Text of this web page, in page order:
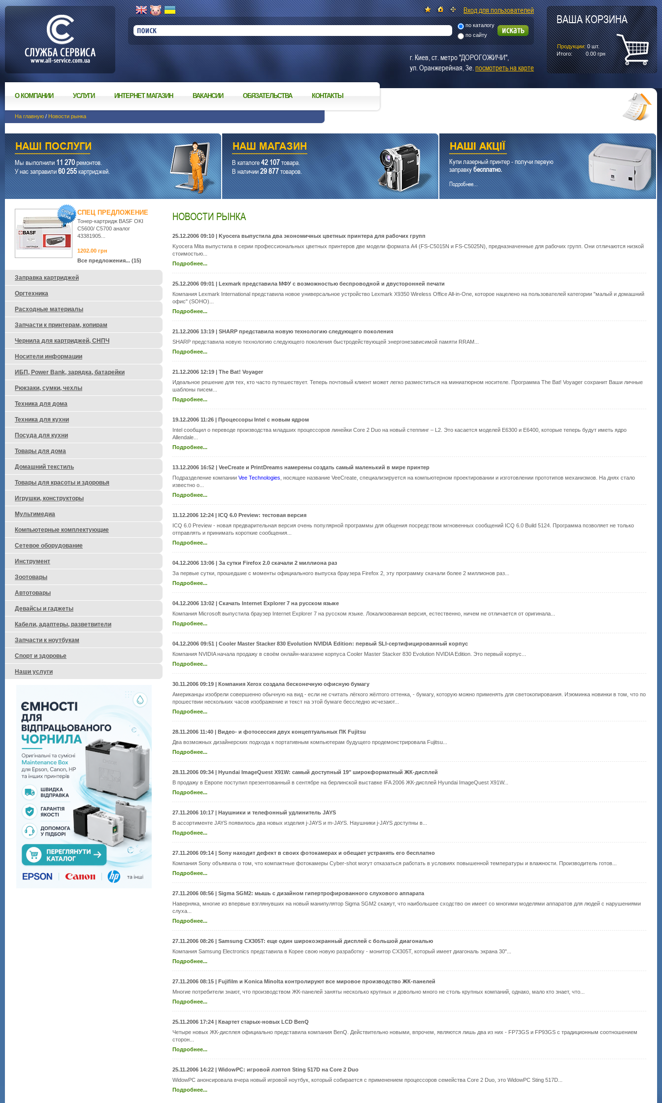
О КОМПАНИИ УСЛУГИ ИНТЕРНЕТ МАГАЗИН ВАКАНСИИ ОБЯЗАТЕЛЬСТВА КОНТАКТЫ
На главную / Новости рынка
Мы выполнили11 270ремонтов.
У нас заправили60 255картриджей.
В каталоге42 107товара.
В наличии29 877товаров.
Купи лазерный принтер - получи первую
заправкубесплатно.
Подробнее...
НОВОСТИ РЫНКА
25.12.2006 09:10
Kyocera выпустила два экономичных цветных принтера для рабочих групп
Kyocera Mita выпустила в серии профессиональных цветных принтеров две модели формата A4 (FS-C5015N и FS-C5025N), предназначенные для рабочих групп. Они отличаются низкой
стоимостью...
Подробнее...
25.12.2006 09:01
Lexmark представила МФУ с возможностью беспроводной и двусторонней печати
Компания Lexmark International представила новое универсальное устройство Lexmark X9350 Wireless Office All-in-One, которое нацелено на пользователей категории "малый и домашний
офис" (SOHO)...
Подробнее...
21.12.2006 13:19
SHARP представила новую технологию следующего поколения
SHARP представила новую технологию следующего поколения быстродействующей энергонезависимой памяти RRAM...
Подробнее...
21.12.2006 12:19
The Bat! Voyager
Идеальное решение для тех, кто часто путешествует. Теперь почтовый клиент может легко разместиться на миниатюрном носителе. Программа The Bat! Voyager сохранит Ваши личные
шаблоны писем...
Подробнее...
19.12.2006 11:26
Процессоры Intel с новым ядром
Intel сообщил о переводе производства младших процессоров линейки Core 2 Duo на новый степпинг – L2. Это касается моделей E6300 и E6400, которые теперь будут иметь ядро
Allendale...
Подробнее...
13.12.2006 16:52
VeeCreate и PrintDreams намерены создать самый маленький в мире принтер
Подразделение компании Vee Technologies , носящее название VeeCreate, специализируется на компьютерном проектировании и изготовлении прототипов механизмов. На днях стало
известно о...
Подробнее...
11.12.2006 12:24
ICQ 6.0 Preview: тестовая версия
ICQ 6.0 Preview - новая предварительная версия очень популярной программы для общения посредством мгновенных сообщений ICQ 6.0 Build 5124. Программа позволяет не только
отправлять и принимать короткие сообщения...
Подробнее...
04.12.2006 13:06
За сутки Firefox 2.0 скачали 2 миллиона раз
За первые сутки, прошедшие с моменты официального выпуска браузера Firefox 2, эту программу скачали более 2 миллионов раз...
Подробнее...
04.12.2006 13:02
Скачать Internet Explorer 7 на русском языке
Компания Microsoft выпустила браузер Internet Explorer 7 на русском языке. Локализованная версия, естественно, ничем не отличается от оригинала...
Подробнее...
04.12.2006 09:51
Cooler Master Stacker 830 Evolution NVIDIA Edition: первый SLI-сертифицированный корпус
Компания NVIDIA начала продажу в своём онлайн-магазине корпуса Cooler Master Stacker 830 Evolution NVIDIA Edition. Это первый корпус...
Подробнее...
30.11.2006 09:19
Компания Xerox создала бесконечную офисную бумагу
Американцы изобрели совершенно обычную на вид - если не считать лёгкого жёлтого оттенка, - бумагу, которую можно применять для светокопирования. Изюминка новинки в том, что по
прошествии нескольких часов изображение и текст на этой бумаге бесследно исчезают...
Подробнее...
28.11.2006 11:40
Видео- и фотосессия двух концептуальных ПК Fujitsu
Два возможных дизайнерских подхода к портативным компьютерам будущего продемонстрировала Fujitsu...
Подробнее...
28.11.2006 09:34
Hyundai ImageQuest X91W: самый доступный 19" широкформатный ЖК-дисплей
В продажу в Европе поступил презентованный в сентябре на берлинской выставке IFA 2006 ЖК-дисплей Hyundai ImageQuest X91W...
Подробнее...
27.11.2006 10:17
Наушники и телефонный удлинитель JAYS
В ассортименте JAYS появилось два новых изделия j-JAYS и m-JAYS. Наушники j-JAYS доступны в...
Подробнее...
27.11.2006 09:14
Sony находит дефект в своих фотокамерах и обещает устранять его бесплатно
Компания Sony объявила о том, что компактные фотокамеры Cyber-shot могут отказаться работать в условиях повышенной температуры и влажности. Производитель готов...
Подробнее...
27.11.2006 08:56
Sigma SGM2: мышь с дизайном гипертрофированного слухового аппарата
Наверняка, многие из впервые взглянувших на новый манипулятор Sigma SGM2 скажут, что наибольшее сходство он имеет со многими моделями аппаратов для людей с нарушениями
слуха...
Подробнее...
27.11.2006 08:26
Samsung CX305T: еще один широкоэкранный дисплей с большой диагональю
Компания Samsung Electronics представила в Корее свою новую разработку - монитор CX305T, который имеет диагональ экрана 30"...
Подробнее...
27.11.2006 08:15
Fujifilm и Konica Minolta контролируют все мировое производство ЖК-панелей
Многие потребители знают, что производством ЖК-панелей заняты несколько крупных и довольно много не столь крупных компаний, однако, мало кто знает, что...
Подробнее...
25.11.2006 17:24
Квартет старых-новых LCD BenQ
Четыре новых ЖК-дисплея официально представила компания BenQ. Действительно новыми, впрочем, являются лишь два из них - FP73GS и FP93GS с традиционным соотношением
сторон...
Подробнее...
25.11.2006 14:22
WidowPC: игровой лэптоп Sting 517D на Core 2 Duo
WidowPC анонсировала вчера новый игровой ноутбук, который собирается с применением процессоров семейства Core 2 Duo, это WidowPC Sting 517D...
Подробнее...
СПЕЦ ПРЕДЛОЖЕНИЕ
Тонер-картридж BASF OKI
C5600/ C5700 аналог
43381905...
1202.00 грн
Все предложения... (15)
Заправка картриджей
Оргтехника
Расходные материалы
Запчасти к принтерам, копирам
Чернила для картриджей, СНПЧ
Носители информации
ИБП, Power Bank, зарядка, батарейки
Рюкзаки, сумки, чехлы
Техника для дома
Техника для кухни
Посуда для кухни
Товары для дома
Домашний текстиль
Товары для красоты и здоровья
Игрушки, конструкторы
Мультимедиа
Компьютерные комплектующие
Сетевое оборудование
Инструмент
Зоотовары
Автотовары
Девайсы и гаджеты
Кабели, адаптеры, разветвители
Запчасти к ноутбукам
Спорт и здоровье
Наши услуги
ВАША КОРЗИНА
Продукции: 0шт.
Итого:
0.00 грн
Вход для пользователей
по каталогу
по сайту
г. Киев, ст. метро "ДОРОГОЖИЧИ",
ул. Оранжерейная, 3е.посмотреть на карте